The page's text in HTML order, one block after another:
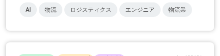
AI 物流 ロジスティクス エンジニア 物流業